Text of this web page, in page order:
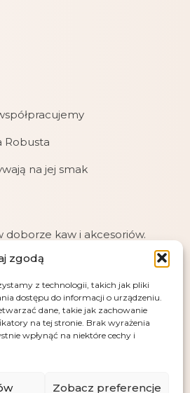
zgodą
z technologii, takich jak pliki
dostępu do informacji o urządzeniu.
dane, takie jak zachowanie
na tej stronie. Brak wyrażenia
wpłynąć na niektóre cechy i
Zobacz preferencje
Robusta
na jej smak
kaw i akcesoriów.
mailowe i telefoniczne.
(PayU), pobraniem
Andrus Markus